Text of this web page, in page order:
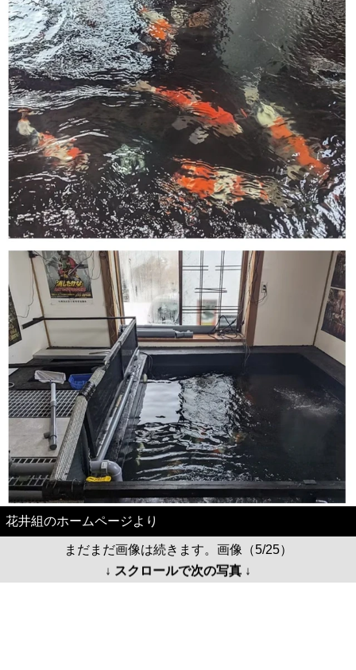
花井組のホームページより
まだまだ画像は続きます。画像（5/25）
↓ スクロールで次の写真 ↓